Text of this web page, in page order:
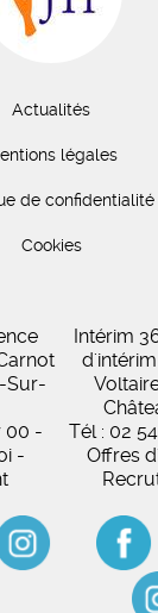
Actualités
légales
de confidentialité
Cookies
Sur-
00 -
-
Intérim
Tél : 02
Offres